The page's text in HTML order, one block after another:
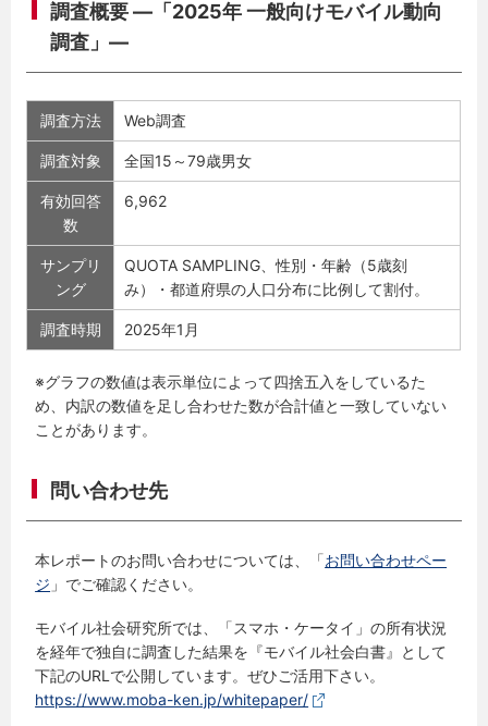
調査概要 ―「2025年 一般向けモバイル動向
調査」―
調査方法 Web調査
調査対象 全国15～79歳男女
有効回答
数
6,962
サンプリ
ング
QUOTA SAMPLING、性別・年齢（5歳刻
み）・都道府県の人口分布に比例して割付。
調査時期 2025年1月
※グラフの数値は表示単位によって四捨五入をしているた
め、内訳の数値を足し合わせた数が合計値と一致していない
ことがあります。
問い合わせ先
本レポートのお問い合わせについては、「お問い合わせペー
ジ 」でご確認ください。
モバイル社会研究所では、「スマホ・ケータイ」の所有状況
を経年で独自に調査した結果を『モバイル社会白書』として
下記のURLで公開しています。ぜひご活用下さい。
https://www.moba-ken.jp/whitepaper/